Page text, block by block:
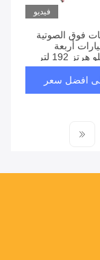
فيديو
فوق الصوتية
أربعة
خزانات 40 كيلو هرتز 192 لتر
السيارة
افضل سعر